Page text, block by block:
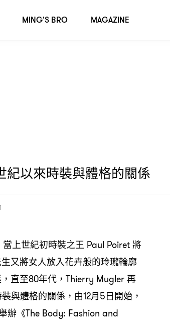
紀以來時裝與體格的關係
上世紀初時裝之王 Paul Poiret 將
又將女人放入花卉般的玲瓏輪廓
直至80年代，Thierry Mugler 再
與體格的關係，由12月5日開始，
辦《The Body: Fashion and
MING'S BRO MAGAZINE